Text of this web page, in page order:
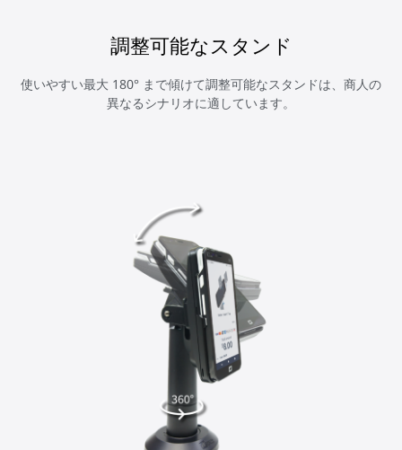
調整可能なスタンド
使いやすい最大 180° まで傾けて調整可能なスタンドは、商人の
異なるシナリオに適しています。